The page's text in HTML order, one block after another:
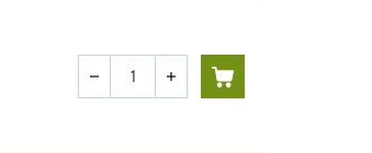
Quantité
remove add